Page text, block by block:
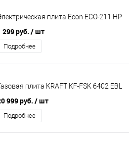
плита Econ ECO-211 HP
299 руб. / шт
Подробнее
плита KRAFT KF-FSK 6402 EBL
999 руб. / шт
Подробнее